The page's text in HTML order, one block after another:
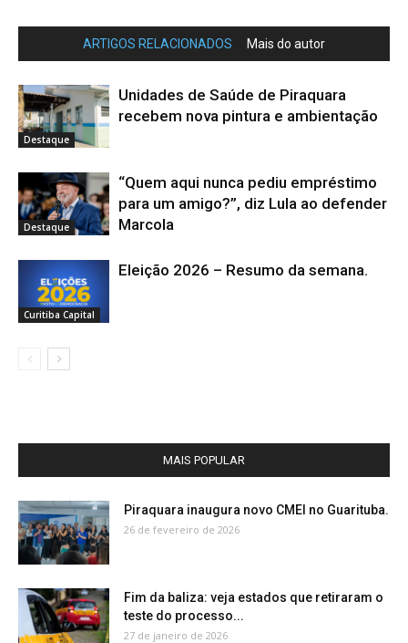
ARTIGOS RELACIONADOS Mais do autor
Destaque
Unidades de Saúde de Piraquara
recebem nova pintura e ambientação
Destaque
“Quem aqui nunca pediu empréstimo
para um amigo?”, diz Lula ao defender
Marcola
Curitiba Capital
Eleição 2026 – Resumo da semana.
MAIS POPULAR
Piraquara inaugura novo CMEI no Guarituba.
26 de fevereiro de 2026
Fim da baliza: veja estados que retiraram o
teste do processo...
27 de janeiro de 2026